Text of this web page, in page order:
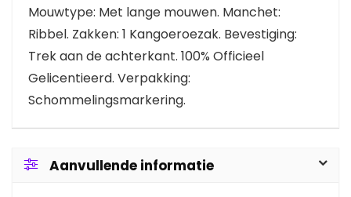
Mouwtype: Met lange mouwen. Manchet:
Ribbel. Zakken: 1 Kangoeroezak. Bevestiging:
Trek aan de achterkant. 100% Officieel
Gelicentieerd. Verpakking:
Schommelingsmarkering.
Aanvullende informatie